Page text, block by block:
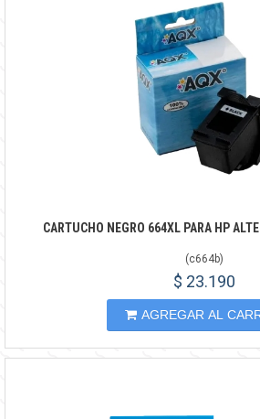
CARTUCHO NEGRO 664XL PARA HP
(c664b)
$ 23.190
AGREGAR AL